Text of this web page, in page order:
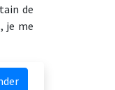
de
je me